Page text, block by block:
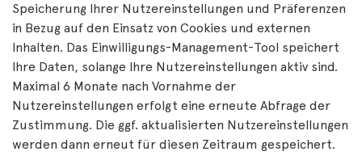
Speicherung Ihrer Nutzereinstellungen und Präferenzen
in Bezug auf den Einsatz von Cookies und externen
Inhalten. Das Einwilligungs-Management-Tool speichert
Ihre Daten, solange Ihre Nutzereinstellungen aktiv sind.
Maximal 6 Monate nach Vornahme der
Nutzereinstellungen erfolgt eine erneute Abfrage der
Zustimmung. Die ggf. aktualisierten Nutzereinstellungen
werden dann erneut für diesen Zeitraum gespeichert.